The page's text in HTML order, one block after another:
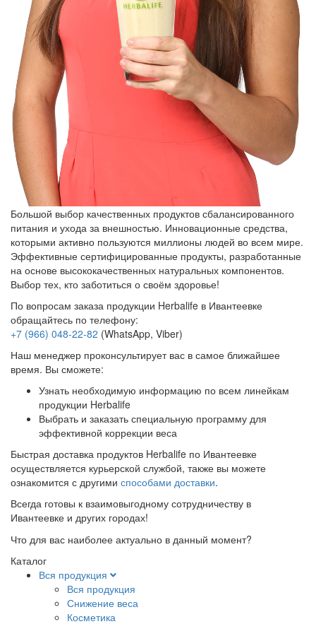
Большой выбор качественных продуктов сбалансированного
питания и ухода за внешностью. Инновационные средства,
которыми активно пользуются миллионы людей во всем мире.
Эффективные сертифицированные продукты, разработанные
на основе высококачественных натуральных компонентов.
Выбор тех, кто заботиться о своём здоровье!
По вопросам заказа продукции Herbalife в Ивантеевке
обращайтесь по телефону:
+7 (966) 048-22-82 (WhatsApp, Viber)
Наш менеджер проконсультирует вас в самое ближайшее
время. Вы сможете:
Узнать необходимую информацию по всем линейкам
продукции Herbalife
Выбрать и заказать специальную программу для
эффективной коррекции веса
Быстрая доставка продуктов Herbalife по Ивантеевке
осуществляется курьерской службой, также вы можете
ознакомится с другими способами доставки.
Всегда готовы к взаимовыгодному сотрудничеству в
Ивантеевке и других городах!
Что для вас наиболее актуально в данный момент?
Каталог
Вся продукция
Вся продукция
Снижение веса
Косметика